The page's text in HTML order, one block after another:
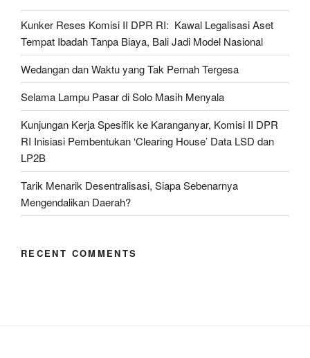
Tantangan
dan
Pengalaman
Indonesia
untuk
Dunia”
Kunker Reses Komisi II DPR RI: Kawal Legalisasi Aset
Tempat Ibadah Tanpa Biaya, Bali Jadi Model Nasional
Wedangan dan Waktu yang Tak Pernah Tergesa
Selama Lampu Pasar di Solo Masih Menyala
Kunjungan Kerja Spesifik ke Karanganyar, Komisi II DPR
RI Inisiasi Pembentukan ‘Clearing House’ Data LSD dan
LP2B
Tarik Menarik Desentralisasi, Siapa Sebenarnya
Mengendalikan Daerah?
RECENT COMMENTS